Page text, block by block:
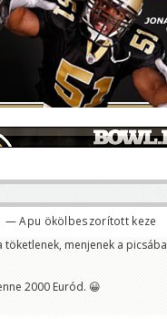
— Apu ökölbeszorított keze
töketlenek, menjenek a picsába
2000 Euród. 😀